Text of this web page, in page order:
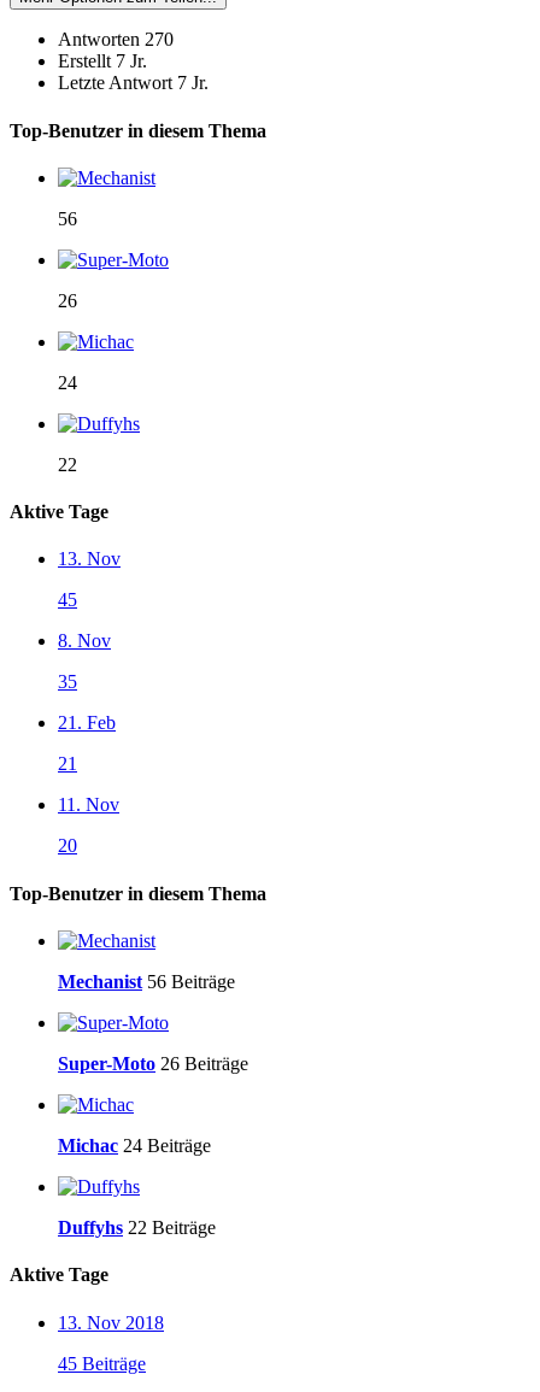
Antworten 270
Erstellt 7 Jr.
Letzte Antwort 7 Jr.
Top-Benutzer in diesem Thema
56
26
24
22
Aktive Tage
13. Nov
45
8. Nov
35
21. Feb
21
11. Nov
20
Top-Benutzer in diesem Thema
Mechanist 56 Beiträge
Super-Moto 26 Beiträge
Michac 24 Beiträge
Duffyhs 22 Beiträge
Aktive Tage
13. Nov 2018
45 Beiträge